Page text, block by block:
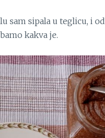
sam sipala u teglicu, i
kakva je.